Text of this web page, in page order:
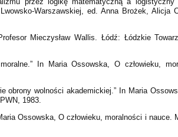
Warszawskiej, ed. Anna Brożek, Alicja
Mieczysław Wallis. Łódź: Łódzkie
In Maria Ossowska, O człowieku,
obrony wolności akademickiej.” In Maria
1983.
Ossowska, O człowieku, moralności i nauce.